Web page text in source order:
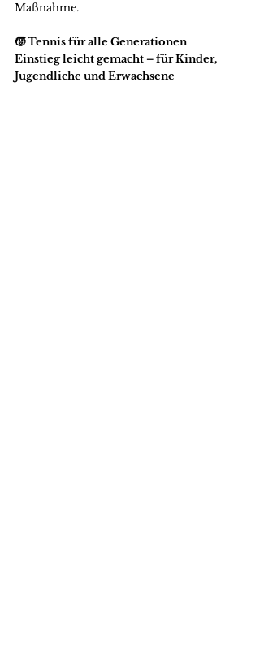
Maßnahme.
🧒 Tennis für alle Generationen
Einstieg leicht gemacht – für Kinder,
Jugendliche und Erwachsene